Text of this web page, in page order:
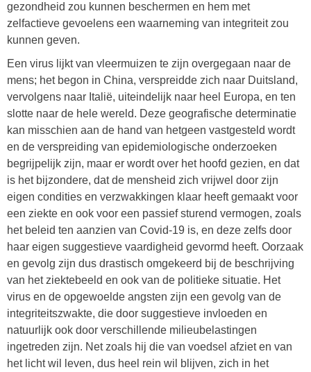
gezondheid zou kunnen beschermen en hem met
zelfactieve gevoelens een waarneming van integriteit zou
kunnen geven.
Een virus lijkt van vleermuizen te zijn overgegaan naar de
mens; het begon in China, verspreidde zich naar Duitsland,
vervolgens naar Italië, uiteindelijk naar heel Europa, en ten
slotte naar de hele wereld. Deze geografische determinatie
kan misschien aan de hand van hetgeen vastgesteld wordt
en de verspreiding van epidemiologische onderzoeken
begrijpelijk zijn, maar er wordt over het hoofd gezien, en dat
is het bijzondere, dat de mensheid zich vrijwel door zijn
eigen condities en verzwakkingen klaar heeft gemaakt voor
een ziekte en ook voor een passief sturend vermogen, zoals
het beleid ten aanzien van Covid-19 is, en deze zelfs door
haar eigen suggestieve vaardigheid gevormd heeft. Oorzaak
en gevolg zijn dus drastisch omgekeerd bij de beschrijving
van het ziektebeeld en ook van de politieke situatie. Het
virus en de opgewoelde angsten zijn een gevolg van de
integriteitszwakte, die door suggestieve invloeden en
natuurlijk ook door verschillende milieubelastingen
ingetreden zijn. Net zoals hij die van voedsel afziet en van
het licht wil leven, dus heel rein wil blijven, zich in het